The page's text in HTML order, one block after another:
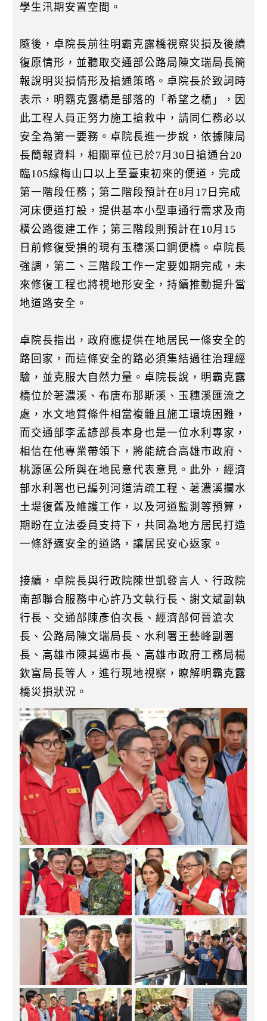
學生汛期安置空間。
隨後，卓院長前往明霸克露橋視察災損及後續
復原情形，並聽取交通部公路局陳文瑞局長簡
報說明災損情形及搶通策略。卓院長於致詞時
表示，明霸克露橋是部落的「希望之橋」，因
此工程人員正努力施工搶救中，請同仁務必以
安全為第一要務。卓院長進一步說，依據陳局
長簡報資料，相關單位已於7月30日搶通台20
臨105線梅山口以上至臺東初來的便道，完成
第一階段任務；第二階段預計在8月17日完成
河床便道打設，提供基本小型車通行需求及南
橫公路復建工作；第三階段則預計在10月15
日前修復受損的現有玉穗溪口鋼便橋。卓院長
強調，第二、三階段工作一定要如期完成，未
來修復工程也將視地形安全，持續推動提升當
地道路安全。
卓院長指出，政府應提供在地居民一條安全的
路回家，而這條安全的路必須集結過往治理經
驗，並克服大自然力量。卓院長說，明霸克露
橋位於荖濃溪、布唐布那斯溪、玉穗溪匯流之
處，水文地質條件相當複雜且施工環境困難，
而交通部李孟諺部長本身也是一位水利專家，
相信在他專業帶領下，將能統合高雄市政府、
桃源區公所與在地民意代表意見。此外，經濟
部水利署也已編列河道清疏工程、荖濃溪攔水
土堤復舊及維護工作，以及河道監測等預算，
期盼在立法委員支持下，共同為地方居民打造
一條舒適安全的道路，讓居民安心返家。
接續，卓院長與行政院陳世凱發言人、行政院
南部聯合服務中心許乃文執行長、謝文斌副執
行長、交通部陳彥伯次長、經濟部何晉滄次
長、公路局陳文瑞局長、水利署王藝峰副署
長、高雄市陳其邁市長、高雄市政府工務局楊
欽富局長等人，進行現地視察，瞭解明霸克露
橋災損狀況。